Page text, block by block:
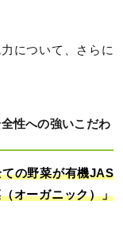
について、さらに
性への強いこだわ
の野菜が有機JAS
オーガニック）」